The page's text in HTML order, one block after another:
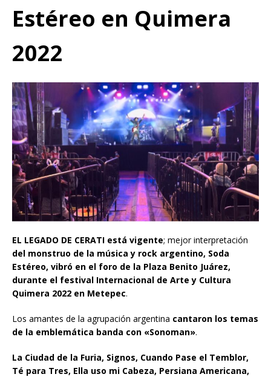
Estéreo en Quimera
2022
EL LEGADO DE CERATI está vigente; mejor interpretación
del monstruo de la música y rock argentino, Soda
Estéreo, vibró en el foro de la Plaza Benito Juárez,
durante el festival Internacional de Arte y Cultura
Quimera 2022 en Metepec.
Los amantes de la agrupación argentina cantaron los temas
de la emblemática banda con «Sonoman».
La Ciudad de la Furia, Signos, Cuando Pase el Temblor,
Té para Tres, Ella uso mi Cabeza, Persiana Americana,